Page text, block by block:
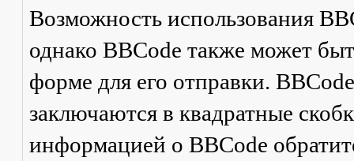
Возможность использования
однако BBCode также может
форме для его отправки.
заключаются в квадратные
информацией о BBCode